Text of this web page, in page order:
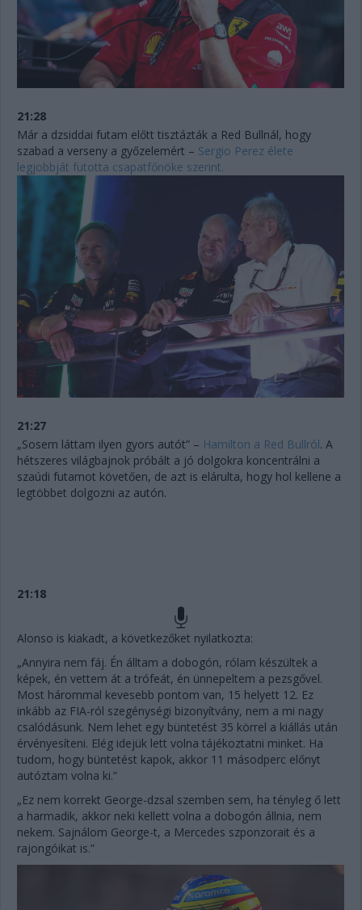
21:28
Már a dzsiddai futam előtt tisztázták a Red Bullnál, hogy
szabad a verseny a győzelemért – Sergio Perez élete
legjobbját futotta csapatfőnöke szerint.
21:27
„Sosem láttam ilyen gyors autót” – Hamilton a Red Bullról. A
hétszeres világbajnok próbált a jó dolgokra koncentrálni a
szaúdi futamot követően, de azt is elárulta, hogy hol kellene a
legtöbbet dolgozni az autón.
21:18
Alonso is kiakadt, a következőket nyilatkozta:
„Annyira nem fáj. Én álltam a dobogón, rólam készültek a
képek, én vettem át a trófeát, én ünnepeltem a pezsgővel.
Most hárommal kevesebb pontom van, 15 helyett 12. Ez
inkább az FIA-ról szegénységi bizonyítvány, nem a mi nagy
csalódásunk. Nem lehet egy büntetést 35 körrel a kiállás után
érvényesíteni. Elég idejük lett volna tájékoztatni minket. Ha
tudom, hogy büntetést kapok, akkor 11 másodperc előnyt
autóztam volna ki.”
„Ez nem korrekt George-dzsal szemben sem, ha tényleg ő lett
a harmadik, akkor neki kellett volna a dobogón állnia, nem
nekem. Sajnálom George-t, a Mercedes szponzorait és a
rajongóikat is.”